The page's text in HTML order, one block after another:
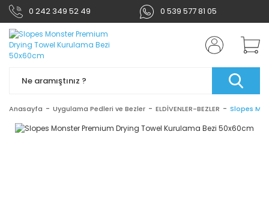
0 242 349 52 49 0 539 577 81 05
Anasayfa Uygulama Pedleri ve Bezler ELDİVENLER-BEZLER Slopes